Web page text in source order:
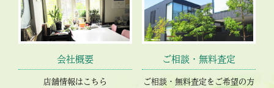
会社概要
店舗情報はこちら
ご相談・無料査定
ご相談・無料査定をご希望の方